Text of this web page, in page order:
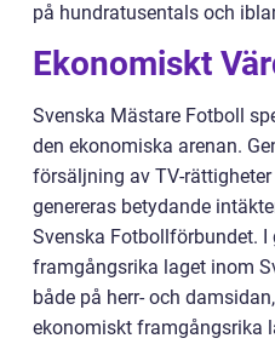
på hundratusentals och
Ekonomiskt
Svenska Mästare Fotboll
den ekonomiska arenan.
försäljning av TV-
genereras betydande
Svenska Fotbollförbundet.
framgångsrika laget inom
både på herr- och
ekonomiskt framgångsrika